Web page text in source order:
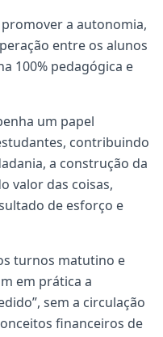
a autonomia,
entre os alunos
100% pedagógica e
um papel
contribuindo
a construção da
valor das coisas,
de esforço e
turnos matutino e
em prática a
sem a circulação
financeiros de